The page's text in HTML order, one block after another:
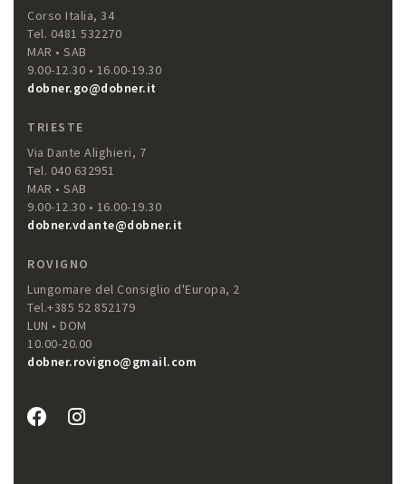
Corso Italia, 34
Tel. 0481 532270
MAR • SAB
9.00-12.30 • 16.00-19.30
dobner.go@dobner.it
TRIESTE
Via Dante Alighieri, 7
Tel. 040 632951
MAR • SAB
9.00-12.30 • 16.00-19.30
dobner.vdante@dobner.it
ROVIGNO
Lungomare del Consiglio d'Europa, 2
Tel.+385 52 852179
LUN • DOM
10.00-20.00
dobner.rovigno@gmail.com